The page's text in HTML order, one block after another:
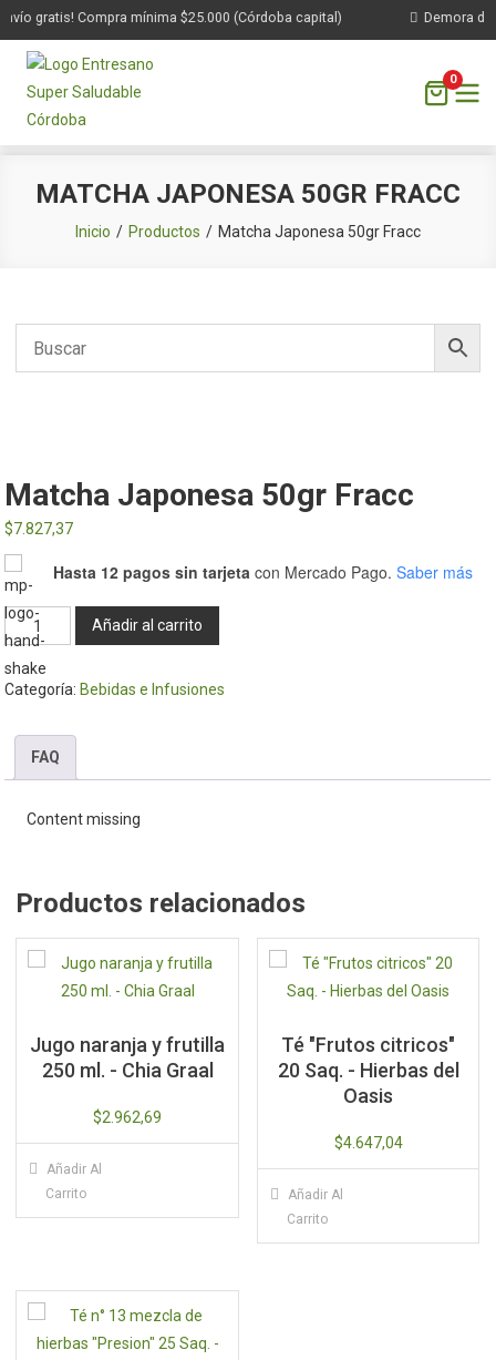
gratis! Compra mínima $25.000 (Córdoba capital) Demora de
0
MATCHA JAPONESA 50GR FRACC
Inicio Productos Matcha Japonesa 50gr Fracc
Matcha Japonesa 50gr Fracc
$7.827,37
Hasta 12 pagos sin tarjeta con Mercado Pago. Saber más
Matcha
Japonesa
50gr
Fracc
Añadir al carrito
Categoría: Bebidas e Infusiones
FAQ
Content missing
Productos relacionados
Jugo naranja y frutilla
250 ml. - Chia Graal
$2.962,69
Añadir Al
Carrito
Té "Frutos citricos"
20 Saq. - Hierbas del
Oasis
$4.647,04
Añadir Al
Carrito